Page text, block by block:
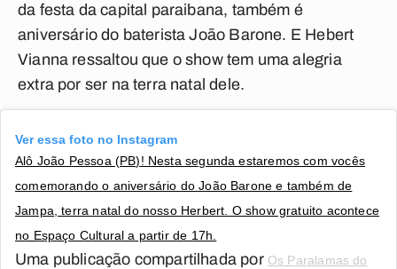
da festa da capital paraibana, também é
aniversário do baterista João Barone. E Hebert
Vianna ressaltou que o show tem uma alegria
extra por ser na terra natal dele.
Ver essa foto no Instagram
Alô João Pessoa (PB)! Nesta segunda estaremos com vocês
comemorando o aniversário do João Barone e também de
Jampa, terra natal do nosso Herbert. O show gratuito acontece
no Espaço Cultural a partir de 17h.
Uma publicação compartilhada por Os Paralamas do